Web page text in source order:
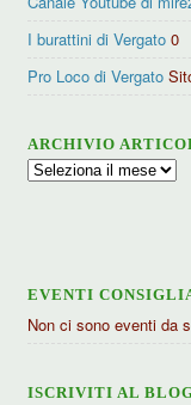
I burattini di Vergato 0
Pro Loco di Vergato
ARCHIVIO
Archivio
EVENTI
Non ci sono eventi da
ISCRIVITI AL